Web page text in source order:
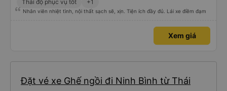
Thái độ phục vụ tốt +1
Nhân viên nhiệt tình, nội thất sạch sẽ, xịn. Tiện ích đầy đủ. Lái xe điềm đạm
Xem giá
Đặt vé xe Ghế ngồi đi Ninh Bình từ Thái